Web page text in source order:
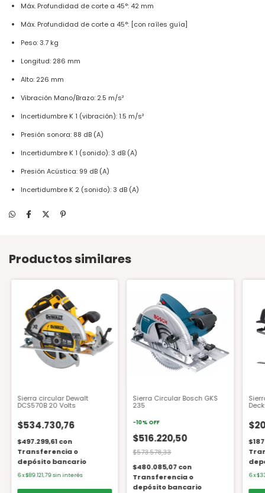
Máx. Profundidad de corte a 45°: 42 mm
Máx. Profundidad de corte a 45°: [con raíles guía]
Peso: 3.7 kg
Longitud: 286 mm
Alto: 226 mm
Vibración Mano/Brazo: 2.5 m/s²
Incertidumbre K 1 (vibración): 1.5 m/s²
Presión sonora: 88 dB (A)
Incertidumbre K 1 (sonido): 3 dB (A)
Presión Acústica: 99 dB (A)
Incertidumbre K 2 (sonido): 3 dB (A)
Productos similares
Sierra circular Dewalt
DCS570B 20 Volts
$534.730,76
$497.299,61con
Transferencia o
depósito bancario
6x$89.121,79sin interés
Sierra Circular Bosch GKS
235
-10%OFF
$516.220,50
$573.578,33
$480.085,07con
Transferencia o
depósito bancario
6x